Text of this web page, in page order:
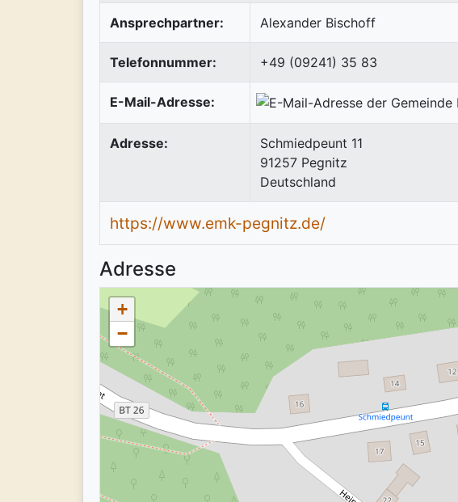
Ansprechpartner: Alexander Bischoff
Telefonnummer: +49 (09241) 35 83
E-Mail-Adresse:
Adresse:
Schmiedpeunt 11
91257 Pegnitz
Deutschland
https://www.emk-pegnitz.de/
Adresse
+
−